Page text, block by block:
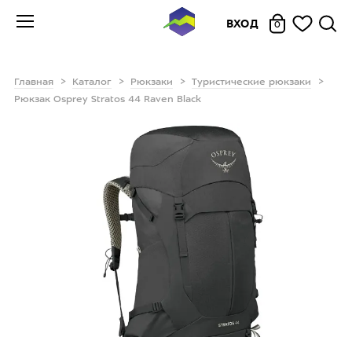
ВХОД 0
Главная Каталог Рюкзаки
Туристические рюкзаки
Рюкзак Osprey Stratos 44 Raven Black